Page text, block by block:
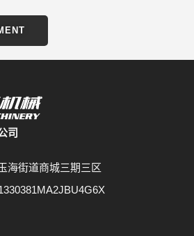
司
海街道商城三期三区